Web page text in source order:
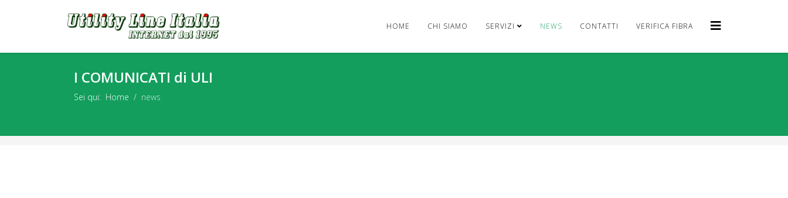
HOME CHI SIAMO SERVIZI NEWS CONTATTI VERIFICA FIBRA
I COMUNICATI di ULI
Sei qui: Home
news